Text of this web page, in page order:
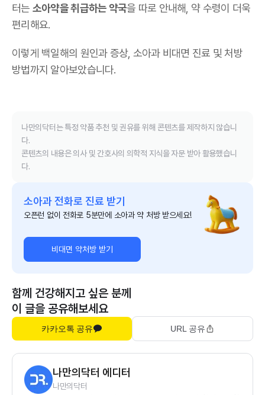
터는 소아약을 취급하는 약국을 따로 안내해, 약 수령이 더욱
편리해요.
이렇게 백일해의 원인과 증상, 소아과 비대면 진료 및 처방
방법까지 알아보았습니다.
나만의닥터는 특정 약품 추천 및 권유를 위해 콘텐츠를 제작하지 않습니
다.
콘텐츠의 내용은 의사 및 간호사의 의학적 지식을 자문 받아 활용했습니
다.
소아과 전화로 진료 받기
오픈런 없이 전화로 5분만에 소아과 약 처방 받으세요!
비대면 약처방 받기
함께 건강해지고 싶은 분께
이 글을 공유해보세요
카카오톡 공유 URL 공유
나만의닥터 에디터
나만의닥터